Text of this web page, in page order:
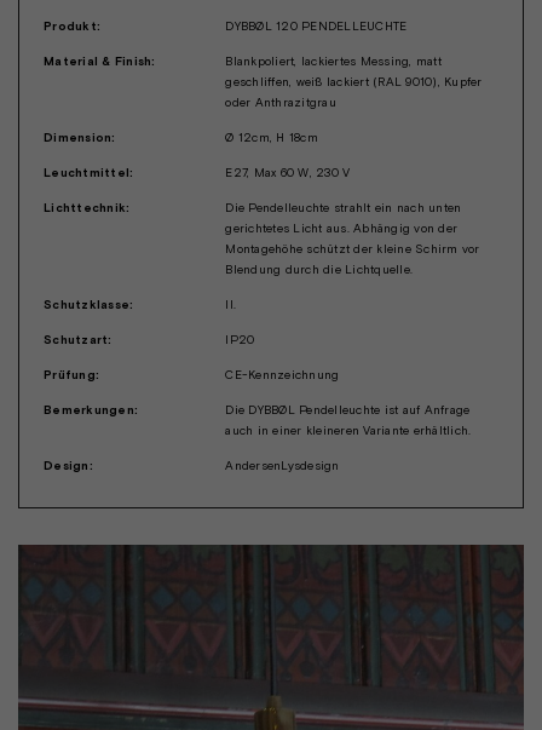
Produkt: DYBBØL 120 PENDELLEUCHTE
Material & Finish:
Blankpoliert, lackiertes Messing, matt
geschliffen, weiß lackiert (RAL 9010), Kupfer
oder Anthrazitgrau
Dimension: Ø 12cm, H 18cm
Leuchtmittel: E27, Max 60 W, 230 V
Lichttechnik:
Die Pendelleuchte strahlt ein nach unten
gerichtetes Licht aus. Abhängig von der
Montagehöhe schützt der kleine Schirm vor
Blendung durch die Lichtquelle.
Schutzklasse: II.
Schutzart: IP20
Prüfung: CE-Kennzeichnung
Bemerkungen:
Die DYBBØL Pendelleuchte ist auf Anfrage
auch in einer kleineren Variante erhältlich.
Design: AndersenLysdesign